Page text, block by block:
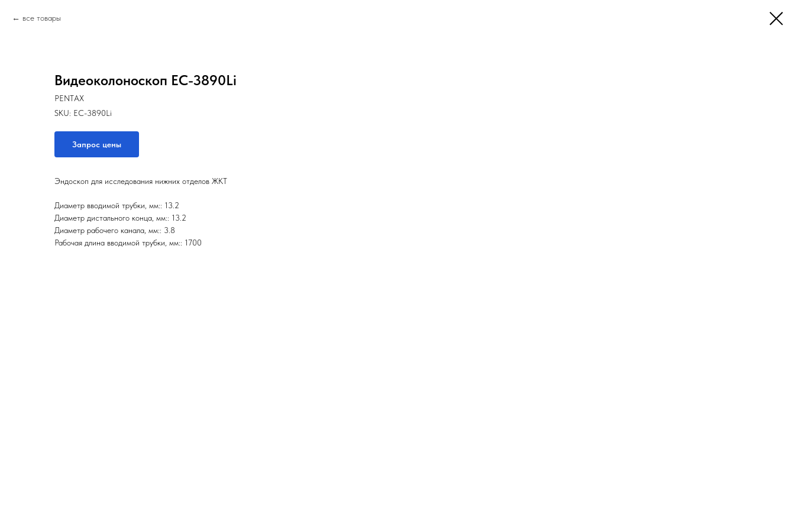
все товары
Видеоколоноскоп EC-3890Li
PENTAX
SKU: EC-3890Li
Запрос цены
Эндоскоп для исследования нижних отделов ЖКТ
Диаметр вводимой трубки, мм:: 13.2
Диаметр дистального конца, мм:: 13.2
Диаметр рабочего канала, мм:: 3.8
Рабочая длина вводимой трубки, мм:: 1700